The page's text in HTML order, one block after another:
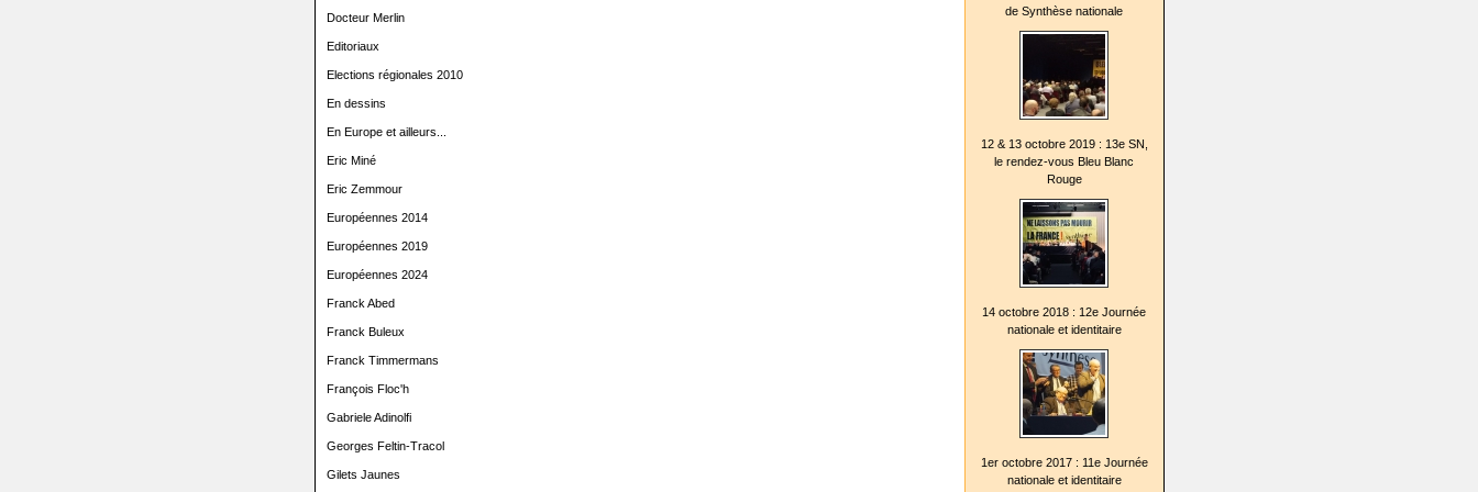
Docteur Merlin
Editoriaux
Elections régionales 2010
En dessins
En Europe et ailleurs...
Eric Miné
Eric Zemmour
Européennes 2014
Européennes 2019
Européennes 2024
Franck Abed
Franck Buleux
Franck Timmermans
François Floc'h
Gabriele Adinolfi
Georges Feltin-Tracol
Gilets Jaunes
de Synthèse nationale
12 & 13 octobre 2019 : 13e SN,
le rendez-vous Bleu Blanc
Rouge
14 octobre 2018 : 12e Journée
nationale et identitaire
1er octobre 2017 : 11e Journée
nationale et identitaire